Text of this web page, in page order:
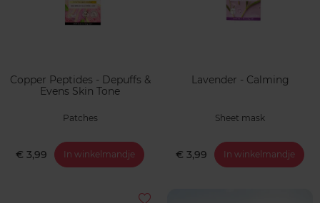
Copper Peptides - Depuffs &
Evens Skin Tone
Patches
€ 3,99 In winkelmandje
Lavender - Calming
Sheet mask
€ 3,99 In winkelmandje